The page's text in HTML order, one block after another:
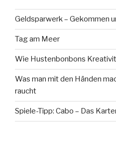
Geldsparwerk – Gekommen
Tag am Meer
Wie Hustenbonbons
Was man mit den Händen
raucht
Spiele-Tipp: Cabo – Das